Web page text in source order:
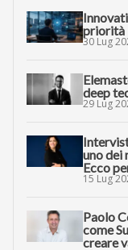
priorità
30 Lug
deep
29 Lug
uno dei
Ecco
15 Lug
Paolo
come
creare